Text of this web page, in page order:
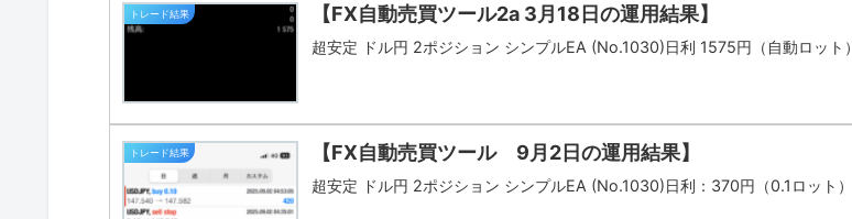
トレード結果 【FX自動売買ツール2a 3月18日の運用結果】
超安定 ドル円 2ポジション シンプルEA (No.1030)日利 1575円（自動ロット）
トレード結果 【FX自動売買ツール 9月2日の運用結果】
超安定 ドル円 2ポジション シンプルEA (No.1030)日利：370円（0.1ロット）